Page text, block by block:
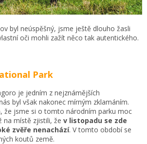
byl neúspěšný, jsme ještě dlouho žasli
oči mohli zažít něco tak autentického.
Park
je jedním z nejznámějších
byl však nakonec mírným zklamáním.
že jsme si o tomto národním parku moc
na místě zjistili, že v listopadu se zde
zvěře nenachází. V tomto období se
koutů země.